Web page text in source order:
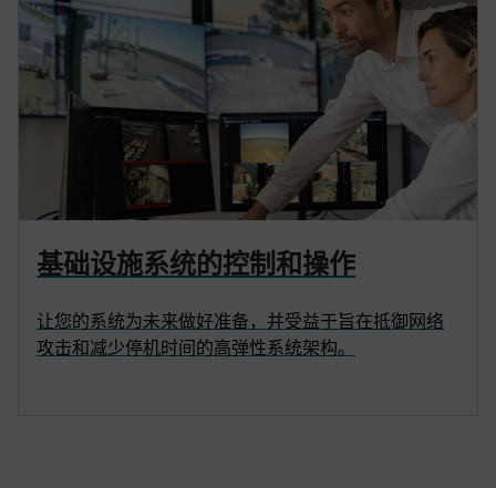
基础设施系统的控制和操作
让您的系统为未来做好准备，并受益于旨在抵御网络
攻击和减少停机时间的高弹性系统架构。